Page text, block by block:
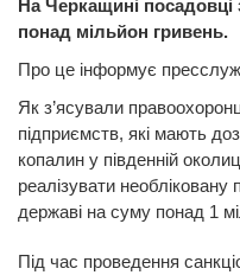
На Черкащині посадовці
понад мільйон гривень.
Про це інформує
Як з’ясували
підприємств, які мають
копалин у південній
реалізувати необліковану
державі на суму понад 1
Під час проведення